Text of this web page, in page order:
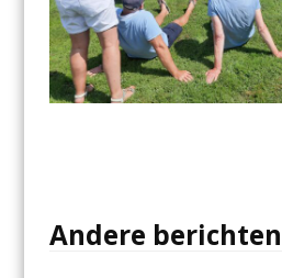
Andere berichten